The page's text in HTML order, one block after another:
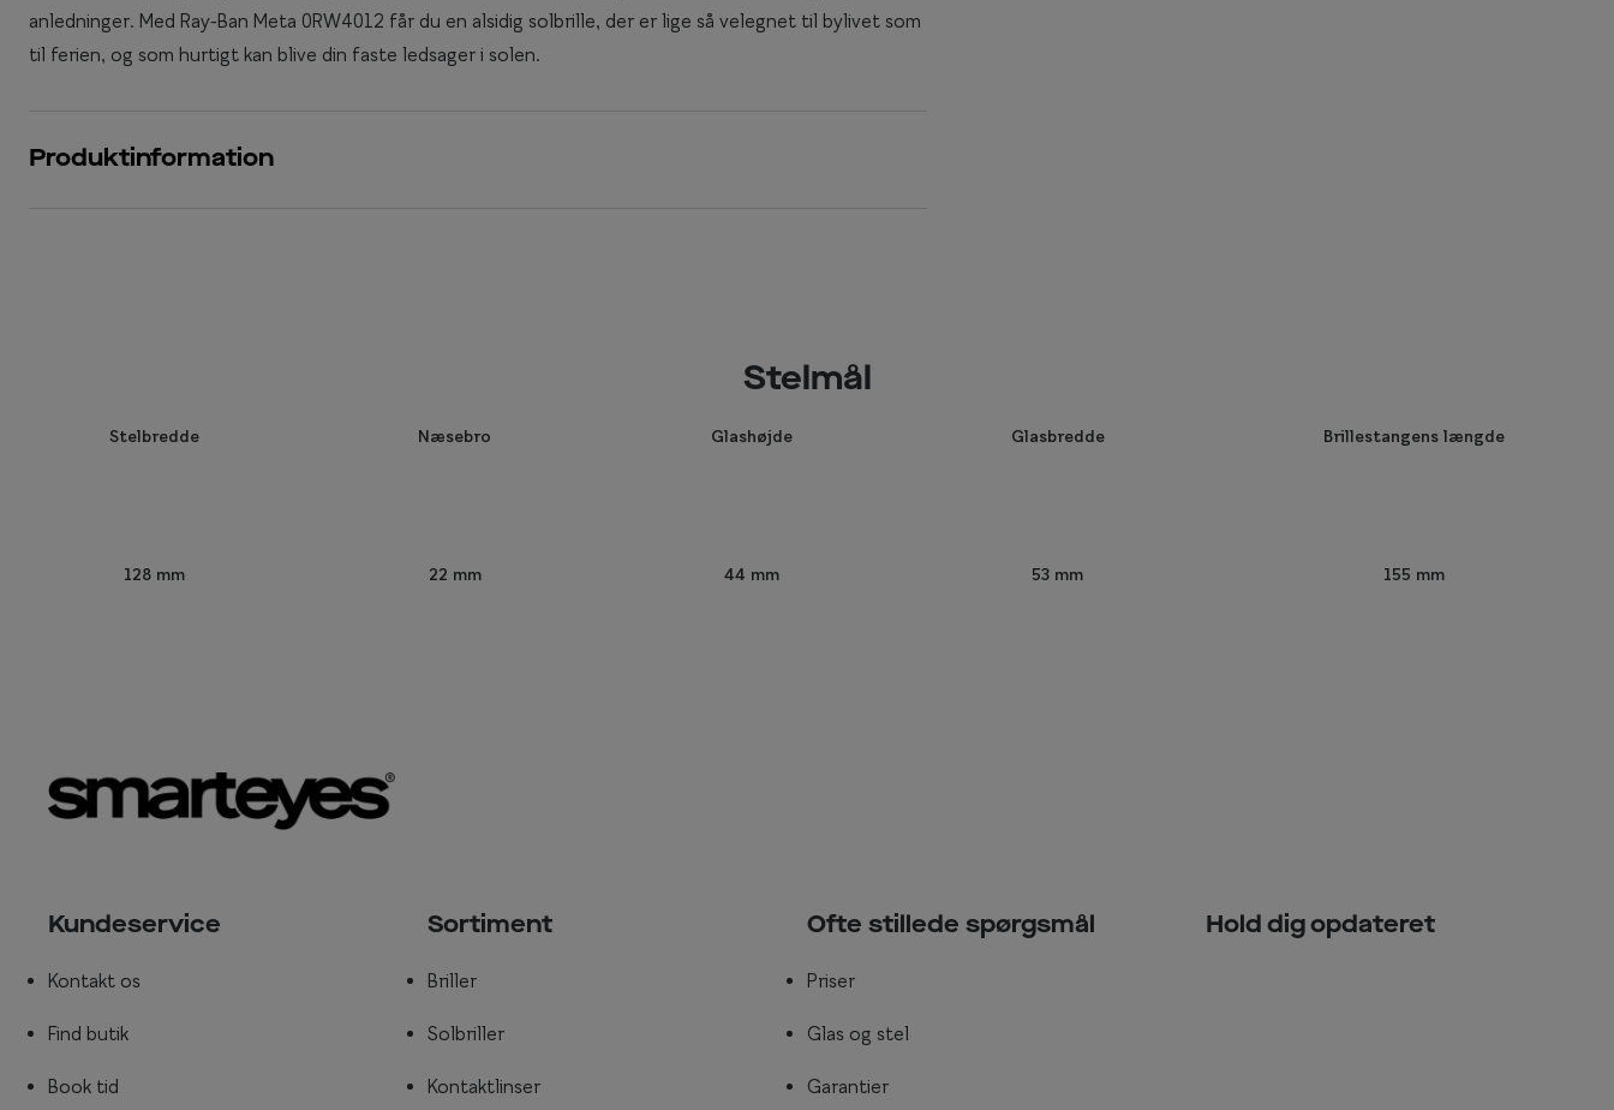
anledninger. Med Ray-Ban Meta 0RW4012 får du en alsidig solbrille, der er lige så velegnet til bylivet som
til ferien, og som hurtigt kan blive din faste ledsager i solen.
Produktinformation
Stelmål
Stelbredde
128 mm
Næsebro
22 mm
Glashøjde
44 mm
Glasbredde
53 mm
Brillestangens længde
155 mm
Kundeservice
Kontakt os
Find butik
Book tid
Sortiment
Briller
Solbriller
Kontaktlinser
Ofte stillede spørgsmål
Priser
Glas og stel
Garantier
Hold dig opdateret